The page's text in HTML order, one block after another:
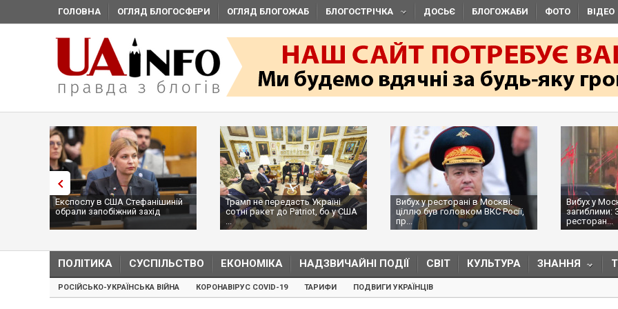
ГОЛОВНА ОГЛЯД БЛОГОСФЕРИ ОГЛЯД БЛОГОЖАБ БЛОГОСТРІЧКА ДОСЬЄ БЛОГОЖАБИ ФОТО ВІДЕО
Експослу в США Стефанішиній
обрали запобіжний захід
Трамп не передасть Україні
сотні ракет до Patriot, бо у США
...
Вибух у ресторані в Москві:
ціллю був головком ВКС Росії,
пр...
Вибух у
загиблими:
ресторан...
ПОЛІТИКА СУСПІЛЬСТВО ЕКОНОМІКА НАДЗВИЧАЙНІ ПОДІЇ СВІТ КУЛЬТУРА ЗНАННЯ
РОСІЙСЬКО-УКРАЇНСЬКА ВІЙНА КОРОНАВІРУС COVID-19 ТАРИФИ ПОДВИГИ УКРАЇНЦІВ